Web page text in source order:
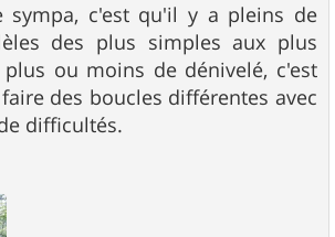
sympa, c'est qu'il y a pleins de
des plus simples aux plus
plus ou moins de dénivelé, c'est
des boucles différentes avec
difficultés.